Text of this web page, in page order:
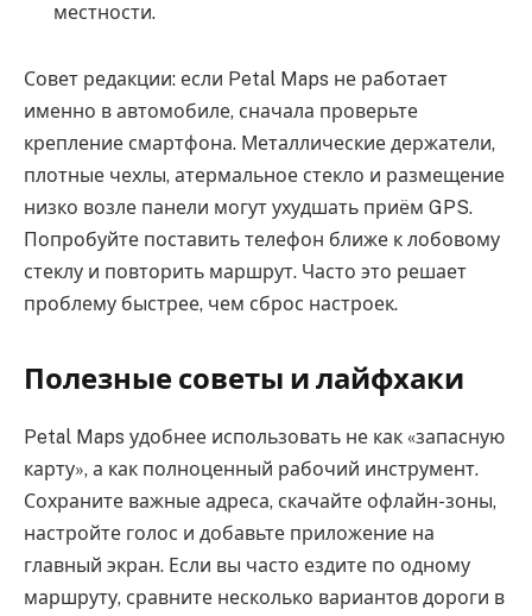
местности.
Совет редакции: если Petal Maps не работает
именно в автомобиле, сначала проверьте
крепление смартфона. Металлические держатели,
плотные чехлы, атермальное стекло и размещение
низко возле панели могут ухудшать приём GPS.
Попробуйте поставить телефон ближе к лобовому
стеклу и повторить маршрут. Часто это решает
проблему быстрее, чем сброс настроек.
Полезные советы и лайфхаки
Petal Maps удобнее использовать не как «запасную
карту», а как полноценный рабочий инструмент.
Сохраните важные адреса, скачайте офлайн-зоны,
настройте голос и добавьте приложение на
главный экран. Если вы часто ездите по одному
маршруту, сравните несколько вариантов дороги в